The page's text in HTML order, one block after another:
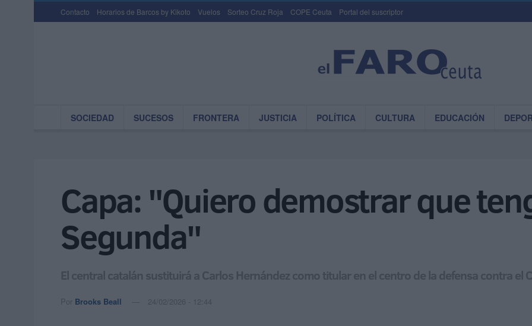
Contacto Horarios de Barcos by Kikoto Vuelos Sorteo Cruz Roja COPE Ceuta Portal del suscriptor
SOCIEDAD SUCESOS FRONTERA JUSTICIA POLÍTICA CULTURA EDUCACIÓN
Capa: "Quiero demostrar que
Segunda"
El central catalán sustituirá a Carlos Hernández como titular en el centro de la defensa contra el
Por Brooks Beall 24/02/2026 - 12:44